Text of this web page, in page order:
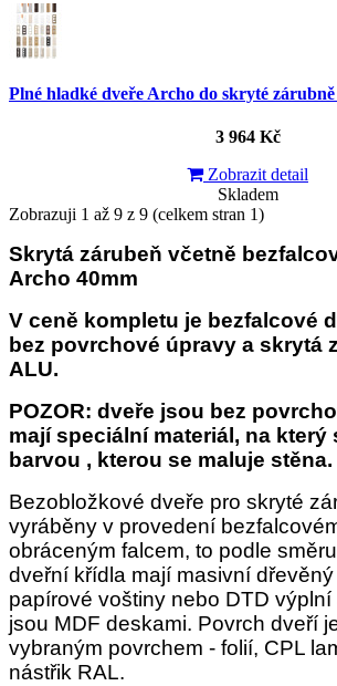
Plné hladké dveře Archo do skryté
3 964 Kč
Zobrazit detail
Skladem
Zobrazuji 1 až 9 z 9 (celkem stran 1)
Skrytá zárubeň včetně
Archo 40mm
V ceně kompletu je bezfalcové
bez povrchové úpravy a skrytá
ALU.
POZOR: dveře jsou bez
mají speciální materiál, na který
barvou , kterou se maluje stěna.
Bezobložkové dveře pro skryté
vyráběny v provedení
obráceným falcem, to podle
dveřní křídla mají masivní
papírové voštiny nebo DTD
jsou MDF deskami. Povrch dveří
vybraným povrchem - folií, CPL
nástřik RAL.